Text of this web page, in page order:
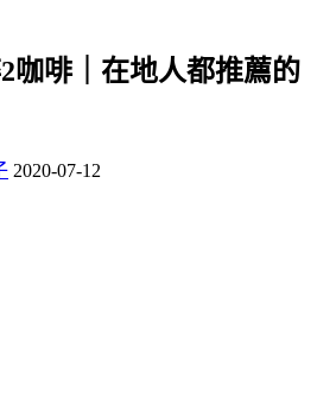
啡｜在地人都推薦的
2020-07-12